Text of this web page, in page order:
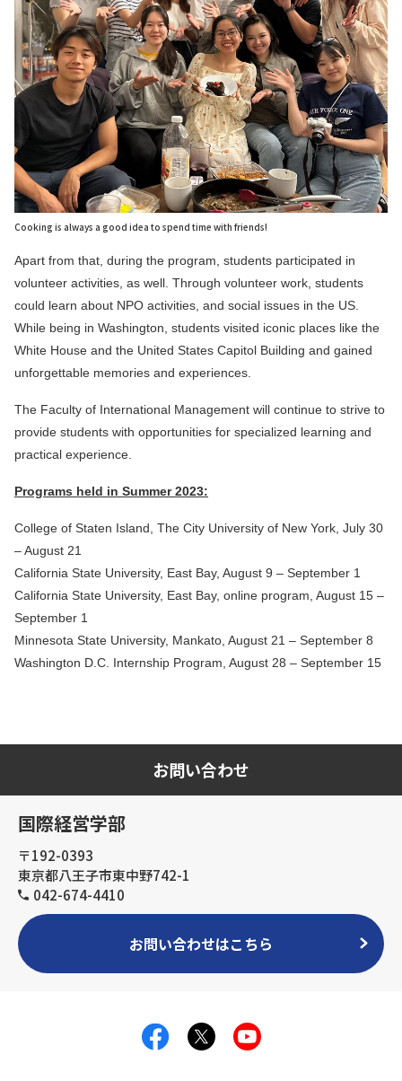
Cooking is always a good idea to spend time with friends!
Apart from that, during the program, students participated in
volunteer activities, as well. Through volunteer work, students
could learn about NPO activities, and social issues in the US.
While being in Washington, students visited iconic places like the
White House and the United States Capitol Building and gained
unforgettable memories and experiences.
The Faculty of International Management will continue to strive to
provide students with opportunities for specialized learning and
practical experience.
Programs held in Summer 2023:
College of Staten Island, The City University of New York, July 30
– August 21
California State University, East Bay, August 9 – September 1
California State University, East Bay, online program, August 15 –
September 1
Minnesota State University, Mankato, August 21 – September 8
Washington D.C. Internship Program, August 28 – September 15
お問い合わせ
国際経営学部
〒192-0393
東京都八王子市東中野742-1
042-674-4410
お問い合わせはこちら